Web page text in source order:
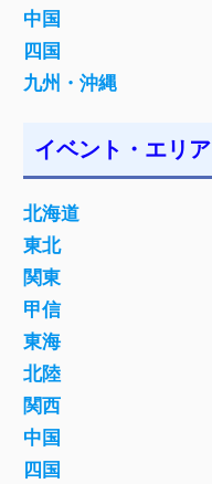
中国
四国
九州・沖縄
イベント・エリア
北海道
東北
関東
甲信
東海
北陸
関西
中国
四国